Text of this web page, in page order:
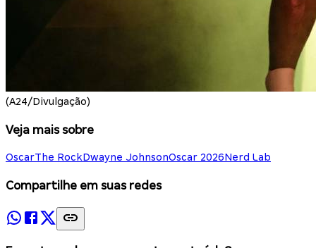
(A24/Divulgação)
Veja mais sobre
OscarThe RockDwayne JohnsonOscar 2026Nerd Lab
Compartilhe em suas redes